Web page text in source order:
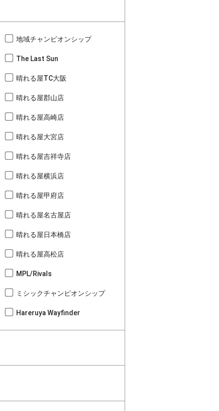
地域チャンピオンシップ
The Last Sun
晴れる屋TC大阪
晴れる屋郡山店
晴れる屋高崎店
晴れる屋大宮店
晴れる屋吉祥寺店
晴れる屋横浜店
晴れる屋甲府店
晴れる屋名古屋店
晴れる屋日本橋店
晴れる屋高松店
MPL/Rivals
ミシックチャンピオンシップ
Hareruya Wayfinder